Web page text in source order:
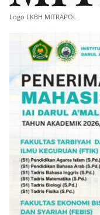
Logo LKBH MITRAPOL